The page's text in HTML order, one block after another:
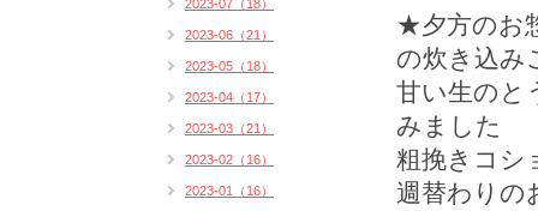
★夕方のお
の炊き込み
甘い生のと
みました
粗挽きコシ
週替わりの
2023-07（18）
2023-06（21）
2023-05（18）
2023-04（17）
2023-03（21）
2023-02（16）
2023-01（16）